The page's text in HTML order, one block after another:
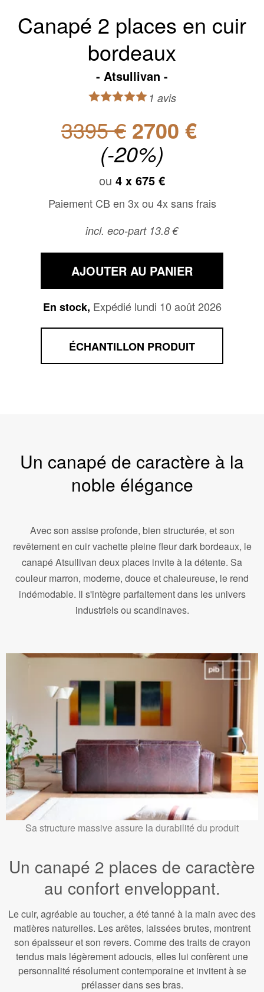
Canapé 2 places en cuir
bordeaux
Atsullivan
1 avis
3395 € 2700 €
(-20%)
ou 4 x 675 €
Paiement CB en 3x ou 4x sans frais
incl. eco-part 13.8 €
AJOUTER AU PANIER
En stock, Expédié lundi 10 août 2026
ÉCHANTILLON PRODUIT
Un canapé de caractère à la
noble élégance
Avec son assise profonde, bien structurée, et son
revêtement en cuir vachette pleine fleur dark bordeaux, le
canapé Atsullivan deux places invite à la détente. Sa
couleur marron, moderne, douce et chaleureuse, le rend
indémodable. Il s'intègre parfaitement dans les univers
industriels ou scandinaves.
Sa structure massive assure la durabilité du produit
Un canapé 2 places de caractère
au confort enveloppant.
Le cuir, agréable au toucher, a été tanné à la main avec des
matières naturelles. Les arêtes, laissées brutes, montrent
son épaisseur et son revers. Comme des traits de crayon
tendus mais légèrement adoucis, elles lui confèrent une
personnalité résolument contemporaine et invitent à se
prélasser dans ses bras.